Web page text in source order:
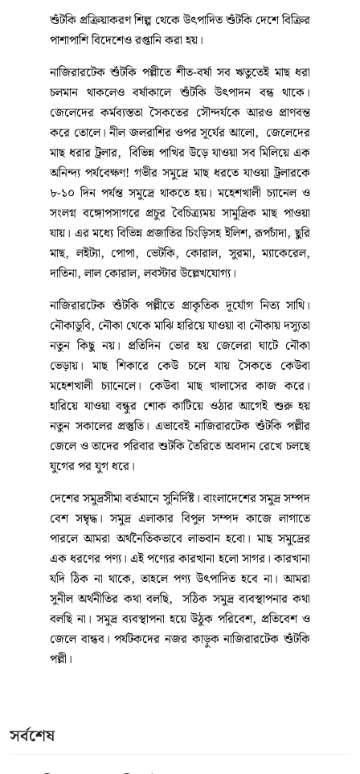
শুঁটকি প্রক্রিয়াকরণ শিল্প থেকে উৎপাদিত শুঁটকি দেশে বিক্রির
পাশাপাশি বিদেশেও রপ্তানি করা হয়।
নাজিরারটেক শুঁটকি পল্লীতে শীত-বর্ষা সব ঋতুতেই মাছ ধরা
চলমান থাকলেও বর্ষাকালে শুঁটকি উৎপাদন বন্ধ থাকে।
জেলেদের কর্মব্যস্ততা সৈকতের সৌন্দর্যকে আরও প্রাণবন্ত
করে তোলে। নীল জলরাশির ওপর সূর্যের আলো, জেলেদের
মাছ ধরার ট্রলার, বিভিন্ন পাখির উড়ে যাওয়া সব মিলিয়ে এক
অনিন্দ্য পর্যবেক্ষণ! গভীর সমুদ্রে মাছ ধরতে যাওয়া ট্রলারকে
৮-১০ দিন পর্যন্ত সমুদ্রে থাকতে হয়। মহেশখালী চ্যানেল ও
সংলগ্ন বঙ্গোপসাগরে প্রচুর বৈচিত্র্যময় সামুদ্রিক মাছ পাওয়া
যায়। এর মধ্যে বিভিন্ন প্রজাতির চিংড়িসহ ইলিশ, রূপচাঁদা, ছুরি
মাছ, লইট্যা, পোপা, ভেটকি, কোরাল, সুরমা, ম্যাকেরেল,
দাতিনা, লাল কোরাল, লবস্টার উল্লেখযোগ্য।
নাজিরারটেক শুঁটকি পল্লীতে প্রাকৃতিক দূর্যোগ নিত্য সাথি।
নৌকাডুবি, নৌকা থেকে মাঝি হারিয়ে যাওয়া বা নৌকায় দস্যুতা
নতুন কিছু নয়। প্রতিদিন ভোর হয় জেলেরা ঘাটে নৌকা
ভেড়ায়। মাছ শিকারে কেউ চলে যায় সৈকতে কেউবা
মহেশখালী চ্যানেলে। কেউবা মাছ খালাসের কাজ করে।
হারিয়ে যাওয়া বন্ধুর শোক কাটিয়ে ওঠার আগেই শুরু হয়
নতুন সকালের প্রস্তুতি। এভাবেই নাজিরারটেক শুঁটকি পল্লীর
জেলে ও তাদের পরিবার শুটকি তৈরিতে অবদান রেখে চলছে
যুগের পর যুগ ধরে।
দেশের সমুদ্রসীমা বর্তমানে সুনির্দিষ্ট। বাংলাদেশের সমুদ্র সম্পদ
বেশ সম্বৃদ্ধ। সমুদ্র এলাকার বিপুল সম্পদ কাজে লাগাতে
পারলে আমরা অর্থনৈতিকভাবে লাভবান হবো। মাছ সমুদ্রের
এক ধরণের পণ্য। এই পণ্যের কারখানা হলো সাগর। কারখানা
যদি ঠিক না থাকে, তাহলে পণ্য উৎপাদিত হবে না। আমরা
সুনীল অর্থনীতির কথা বলছি, সঠিক সমুদ্র ব্যবস্থাপনার কথা
বলছি না। সমুদ্র ব্যবস্থাপনা হয়ে উঠুক পরিবেশ, প্রতিবেশ ও
জেলে বান্ধব। পর্যটকদের নজর কাড়ুক নাজিরারটেক শুঁটকি
পল্লী।
খুতবার পর পাপমুক্তির আকুল প্রার্থনা